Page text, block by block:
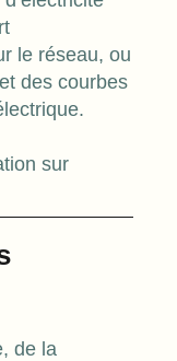
le réseau, ou
des courbes
sur
de la